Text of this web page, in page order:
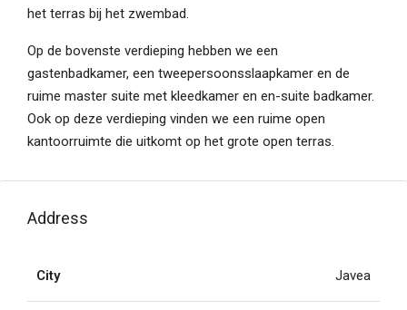
het terras bij het zwembad.
Op de bovenste verdieping hebben we een
gastenbadkamer, een tweepersoonsslaapkamer en de
ruime master suite met kleedkamer en en-suite badkamer.
Ook op deze verdieping vinden we een ruime open
kantoorruimte die uitkomt op het grote open terras.
Address
City Javea